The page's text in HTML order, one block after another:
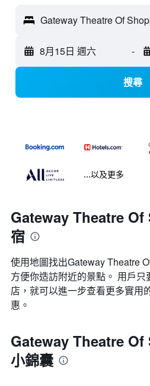
Gateway Theatre Of
8月15日 週六 -
搜尋
...以及更多
Gateway Theatre
宿
使用地圖找出Gateway Theatre
方便你造訪附近的景點。 用戶
店，就可以進一步查看更多實用
惠。
Gateway Theatre
小錦囊